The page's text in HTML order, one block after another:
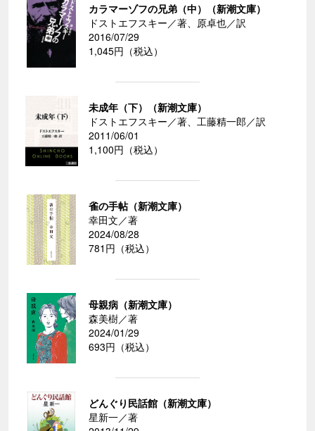
カラマーゾフの兄弟（中）（新潮文庫）
ドストエフスキー／著、原卓也／訳
2016/07/29
1,045円（税込）
未成年（下）（新潮文庫）
ドストエフスキー／著、工藤精一郎／訳
2011/06/01
1,100円（税込）
雀の手帖（新潮文庫）
幸田文／著
2024/08/28
781円（税込）
母親病（新潮文庫）
森美樹／著
2024/01/29
693円（税込）
どんぐり民話館（新潮文庫）
星新一／著